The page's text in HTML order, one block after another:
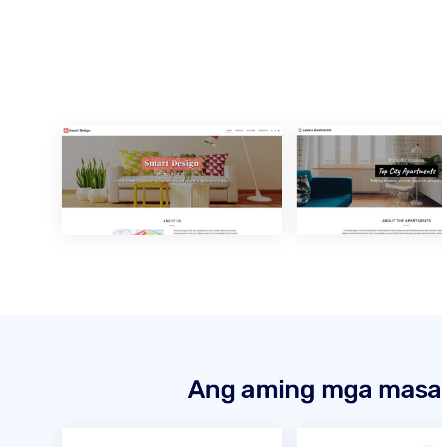
Ang aming mga